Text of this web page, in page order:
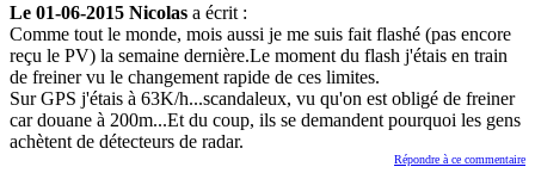
Le 01-06-2015 Nicolas a écrit :
Comme tout le monde, mois aussi je me suis fait flashé (pas encore
reçu le PV) la semaine dernière.Le moment du flash j'étais en train
de freiner vu le changement rapide de ces limites.
Sur GPS j'étais à 63K/h...scandaleux, vu qu'on est obligé de freiner
car douane à 200m...Et du coup, ils se demandent pourquoi les gens
achètent de détecteurs de radar.
Répondre à ce commentaire